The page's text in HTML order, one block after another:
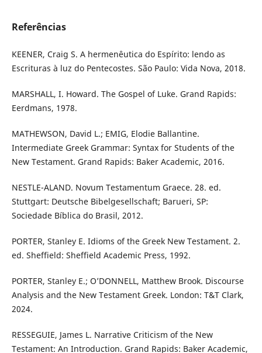
Referências
KEENER, Craig S. A hermenêutica do Espírito: lendo as
Escrituras à luz do Pentecostes. São Paulo: Vida Nova, 2018.
MARSHALL, I. Howard. The Gospel of Luke. Grand Rapids:
Eerdmans, 1978.
MATHEWSON, David L.; EMIG, Elodie Ballantine.
Intermediate Greek Grammar: Syntax for Students of the
New Testament. Grand Rapids: Baker Academic, 2016.
NESTLE-ALAND. Novum Testamentum Graece. 28. ed.
Stuttgart: Deutsche Bibelgesellschaft; Barueri, SP:
Sociedade Bíblica do Brasil, 2012.
PORTER, Stanley E. Idioms of the Greek New Testament. 2.
ed. Sheffield: Sheffield Academic Press, 1992.
PORTER, Stanley E.; O’DONNELL, Matthew Brook. Discourse
Analysis and the New Testament Greek. London: T&T Clark,
2024.
RESSEGUIE, James L. Narrative Criticism of the New
Testament: An Introduction. Grand Rapids: Baker Academic,